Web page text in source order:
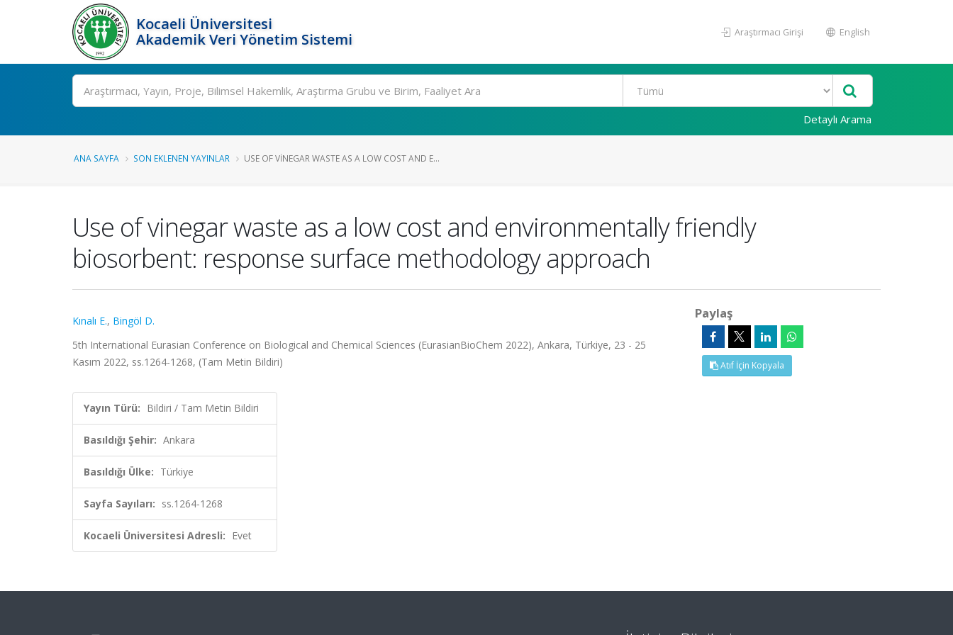
Kocaeli Üniversitesi
Akademik Veri Yönetim Sistemi
Araştırmacı Girişi English
Ara
Detaylı Arama
ANA SAYFA SON EKLENEN YAYINLAR USE OF VINEGAR WASTE AS A LOW COST AND E...
Use of vinegar waste as a low cost and environmentally friendly
biosorbent: response surface methodology approach
Kınalı E., Bingöl D.
5th International Eurasian Conference on Biological and Chemical Sciences (EurasianBioChem 2022), Ankara, Türkiye, 23 - 25
Kasım 2022, ss.1264-1268, (Tam Metin Bildiri)
Yayın Türü: Bildiri / Tam Metin Bildiri
Basıldığı Şehir: Ankara
Basıldığı Ülke: Türkiye
Sayfa Sayıları: ss.1264-1268
Kocaeli Üniversitesi Adresli: Evet
Paylaş
Atıf İçin Kopyala